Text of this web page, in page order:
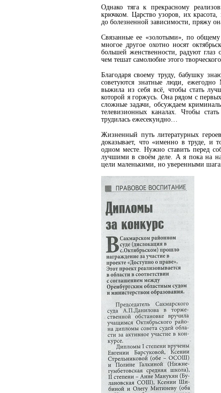
Однако тяга к прекрасному
крючком. Царство узоров, их
до болезненной зависимости, пряжу
Связанные ее «золотыми», по
многое другое охотно носят
большей женственности, радуют
чем тешат самолюбие этого
Благодаря своему труду, бабушку
советуются знатные люди,
выжила из себя всё, чтобы стать
которой я горжусь. Она рядом с
сложные задачи, обсуждаем
телевизионных каналах. Чтобы
трудилась ежесекундно…
Жизненный путь литературных
доказывает, что «именно в труде, и
одном месте. Нужно ставить перед
лучшими в своём деле. А я пока на
цели маленькими, но уверенными